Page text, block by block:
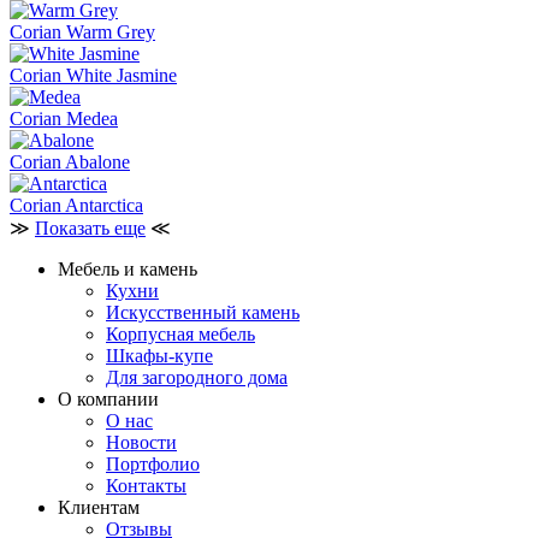
Corian Warm Grey
Corian White Jasmine
Corian Medea
Corian Abalone
Corian Antarctica
≫ Показать еще ≪
Мебель и камень
Кухни
Искусственный камень
Корпусная мебель
Шкафы-купе
Для загородного дома
О компании
О нас
Новости
Портфолио
Контакты
Клиентам
Отзывы